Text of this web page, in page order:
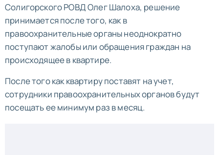
Солигорского РОВД Олег Шалоха, решение
принимается после того, как в
правоохранительные органы неоднократно
поступают жалобы или обращения граждан на
происходящее в квартире.
После того как квартиру поставят на учет,
сотрудники правоохранительных органов будут
посещать ее минимум раз в месяц.